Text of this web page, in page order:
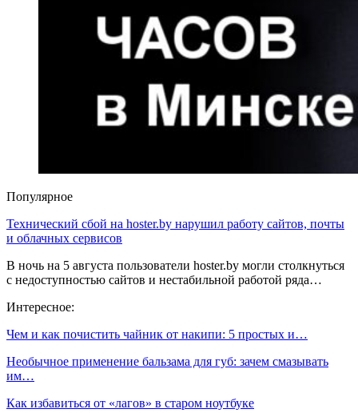
Популярное
Технический сбой на hoster.by нарушил работу сайтов, почты
и облачных сервисов
В ночь на 5 августа пользователи hoster.by могли столкнуться
с недоступностью сайтов и нестабильной работой ряда…
Интересное:
Чем и как почистить чайник от накипи: 5 простых и…
Необычное применение бальзама для губ: зачем смазывать
им…
Как избавиться от «лагов» в старом ноутбуке